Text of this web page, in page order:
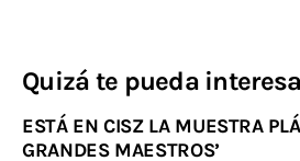
Quizá te pueda
ESTÁ EN CISZ LA MUESTRA
GRANDES MAESTROS’